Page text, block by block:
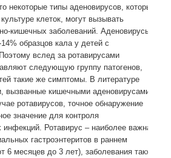
некоторые типы аденовирусов, которые
клеток, могут вызывать
кишечных заболеваний. Аденовирусы
образцов кала у детей с
вслед за ротавирусами
следующую группу патогенов,
такие же симптомы. В литературе
вызванные кишечными аденовирусами.
ротавирусов, точное обнаружение
значение для контроля
инфекций. Ротавирус – наиболее важная
гастроэнтеритов в раннем
6 месяцев до 3 лет), заболевания также